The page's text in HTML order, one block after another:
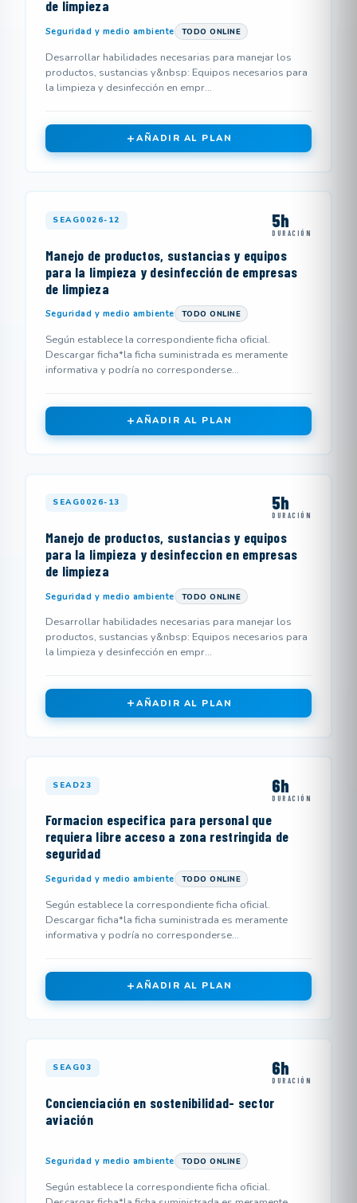
de limpieza
Seguridad y medio ambiente TODO ONLINE
Desarrollar habilidades necesarias para manejar los
productos, sustancias y&nbsp: Equipos necesarios para
la limpieza y desinfección en empr...
AÑADIR AL PLAN
SEAG0026-12 5h
DURACIÓN
Manejo de productos, sustancias y equipos
para la limpieza y desinfección de empresas
de limpieza
Seguridad y medio ambiente TODO ONLINE
Según establece la correspondiente ficha oficial.
Descargar ficha*la ficha suministrada es meramente
informativa y podría no corresponderse...
AÑADIR AL PLAN
SEAG0026-13 5h
DURACIÓN
Manejo de productos, sustancias y equipos
para la limpieza y desinfeccion en empresas
de limpieza
Seguridad y medio ambiente TODO ONLINE
Desarrollar habilidades necesarias para manejar los
productos, sustancias y&nbsp: Equipos necesarios para
la limpieza y desinfección en empr...
AÑADIR AL PLAN
SEAD23 6h
DURACIÓN
Formacion especifica para personal que
requiera libre acceso a zona restringida de
seguridad
Seguridad y medio ambiente TODO ONLINE
Según establece la correspondiente ficha oficial.
Descargar ficha*la ficha suministrada es meramente
informativa y podría no corresponderse...
AÑADIR AL PLAN
SEAG03 6h
DURACIÓN
Concienciación en sostenibilidad- sector
aviación
Seguridad y medio ambiente TODO ONLINE
Según establece la correspondiente ficha oficial.